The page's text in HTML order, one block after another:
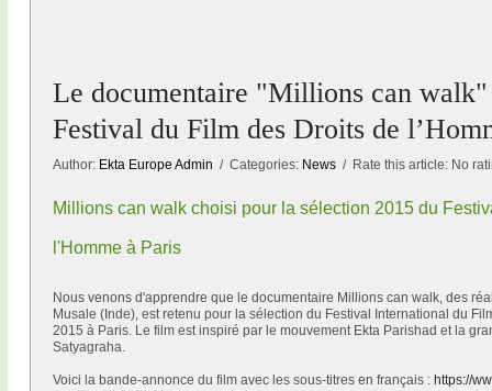
Le documentaire "Millions can walk"
Festival du Film des Droits de
Author: Ekta Europe Admin / Categories: News / Rate this article: No
Millions can walk choisi pour la sélection 2015 du
l'Homme à Paris
Nous venons d'apprendre que le documentaire Millions can walk, des
Musale (Inde), est retenu pour la sélection du Festival International du
2015 à Paris. Le film est inspiré par le mouvement Ekta Parishad et la
Satyagraha.
Voici la bande-annonce du film avec les sous-titres en français : https://